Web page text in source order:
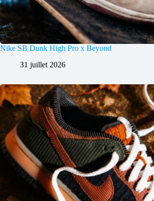
Nike SB Dunk High Pro x Beyond
31 juillet 2026